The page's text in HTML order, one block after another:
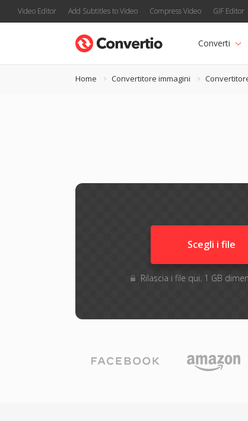
Video Editor Add Subtitles to Video Compress Video GIF Editor
Converti
Home Convertitore immagini
Scegli i file
Rilascia i file qui. 1 GB